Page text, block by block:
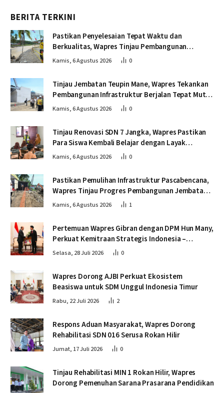
BERITA TERKINI
Pastikan Penyelesaian Tepat Waktu dan
Berkualitas, Wapres Tinjau Pembangunan
Jembatan Lumut
Kamis, 6 Agustus 2026 0
Tinjau Jembatan Teupin Mane, Wapres Tekankan
Pembangunan Infrastruktur Berjalan Tepat Mutu
dan Tepat Waktu
Kamis, 6 Agustus 2026 0
Tinjau Renovasi SDN 7 Jangka, Wapres Pastikan
Para Siswa Kembali Belajar dengan Layak
Pascabencana
Kamis, 6 Agustus 2026 0
Pastikan Pemulihan Infrastruktur Pascabencana,
Wapres Tinjau Progres Pembangunan Jembatan
Krueng Tingkeum Bireuen
Kamis, 6 Agustus 2026 1
Pertemuan Wapres Gibran dengan DPM Hun Many,
Perkuat Kemitraan Strategis Indonesia –
Kamboja
Selasa, 28 Juli 2026 0
Wapres Dorong AJBI Perkuat Ekosistem
Beasiswa untuk SDM Unggul Indonesia Timur
Rabu, 22 Juli 2026 2
Respons Aduan Masyarakat, Wapres Dorong
Rehabilitasi SDN 016 Serusa Rokan Hilir
Jumat, 17 Juli 2026 0
Tinjau Rehabilitasi MIN 1 Rokan Hilir, Wapres
Dorong Pemenuhan Sarana Prasarana Pendidikan